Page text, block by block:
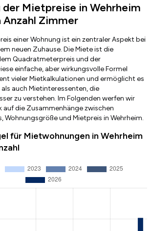
Mietpreise in Wehrheim
Anzahl Zimmer
einer Wohnung ist ein zentraler Aspekt bei
neuen Zuhause. Die Miete ist die
Quadratmeterpreis und der
einfache, aber wirkungsvolle Formel
vieler Mietkalkulationen und ermöglicht es
auch Mietinteressenten, die
zu verstehen. Im Folgenden werfen wir
auf die Zusammenhänge zwischen
Wohnungsgröße und Mietpreis in Wehrheim.
für Mietwohnungen in Wehrheim